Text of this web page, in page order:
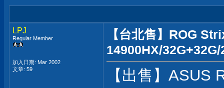
LPJ
Regular Member
加入日期: Mar 2002
文章: 59
【台北售】ROG
14900HX/
【出售】ASUS